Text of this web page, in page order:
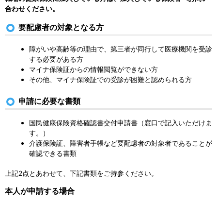
合わせください。
要配慮者の対象となる方
障がいや高齢等の理由で、第三者が同行して医療機関を受診
する必要がある方
マイナ保険証からの情報閲覧ができない方
その他、マイナ保険証での受診が困難と認められる方
申請に必要な書類
国民健康保険資格確認書交付申請書（窓口で記入いただけま
す。）
介護保険証、障害者手帳など要配慮者の対象者であることが
確認できる書類
上記2点とあわせて、下記書類をご持参ください。
本人が申請する場合